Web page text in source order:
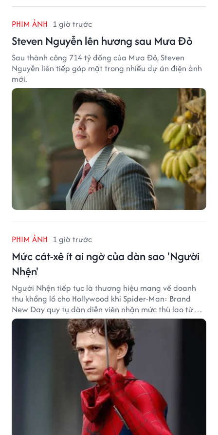
PHIM ẢNH 1 giờ trước
Steven Nguyễn lên hương sau Mưa Đỏ
Sau thành công 714 tỷ đồng của Mưa Đỏ, Steven
Nguyễn liên tiếp góp mặt trong nhiều dự án điện ảnh
mới.
PHIM ẢNH 1 giờ trước
Mức cát-xê ít ai ngờ của dàn sao 'Người
Nhện'
Người Nhện tiếp tục là thương hiệu mang về doanh
thu khổng lồ cho Hollywood khi Spider-Man: Brand
New Day quy tụ dàn diễn viên nhận mức thù lao từ
hàng chục đến hàng trăm tỷ đồng. Thành công phòng
vé của bộ phim cũng giúp nhiều ngôi sao sở hữu khoản
thu nhập đáng mơ ước.